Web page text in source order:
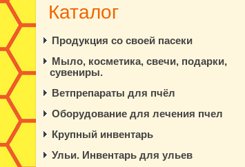
Каталог
Продукция со своей пасеки
Мыло, косметика, свечи, подарки,
сувениры.
Ветпрепараты для пчёл
Оборудование для лечения пчел
Крупный инвентарь
Ульи. Инвентарь для ульев